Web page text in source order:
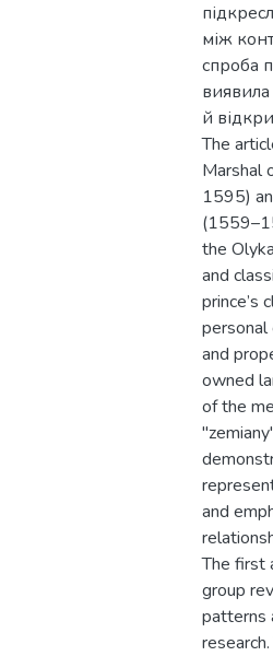
між
спроба
виявила
й
The
Marshal
1595)
the
and
prince’s
personal
and
owned
of the
and
The first
group
patterns